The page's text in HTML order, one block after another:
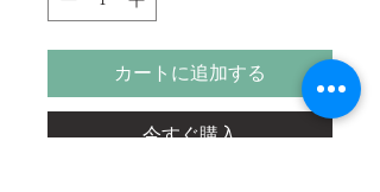
カートに追加する
今すぐ購入